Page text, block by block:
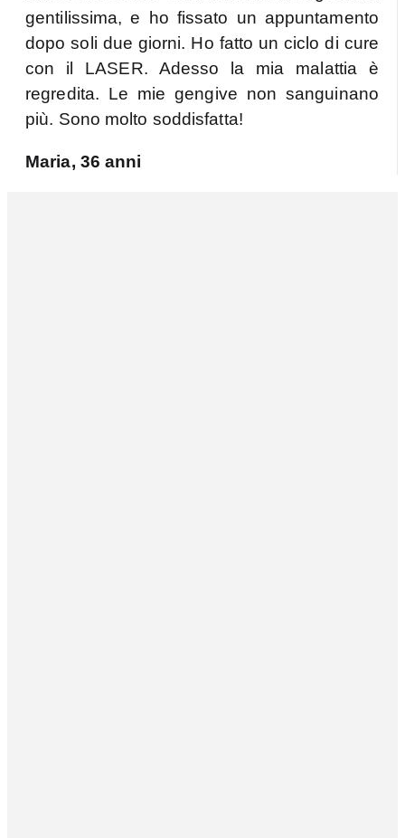
gentilissima, e ho fissato un appuntamento
dopo soli due giorni. Ho fatto un ciclo di cure
con il LASER. Adesso la mia malattia è
regredita. Le mie gengive non sanguinano
più. Sono molto soddisfatta!
Maria, 36 anni